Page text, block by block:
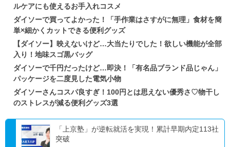
ルケアにも使えるお手入れコスメ
ダイソーで買ってよかった！「手作業はさすがに無理」食材を簡
単×細かくカットできる便利グッズ
【ダイソー】映えないけど…大当たりでした！欲しい機能が全部
入り！地味スゴ黒バッグ
ダイソーで千円だったけど…即決！「有名品ブランド品じゃん」
パッケージを二度見した電気小物
ダイソーさんコスパ良すぎ！100円とは思えない優秀さ♡物干し
のストレスが減る便利グッズ3選
「上京塾」が逆転就活を実現！累計早期内定113社
突破